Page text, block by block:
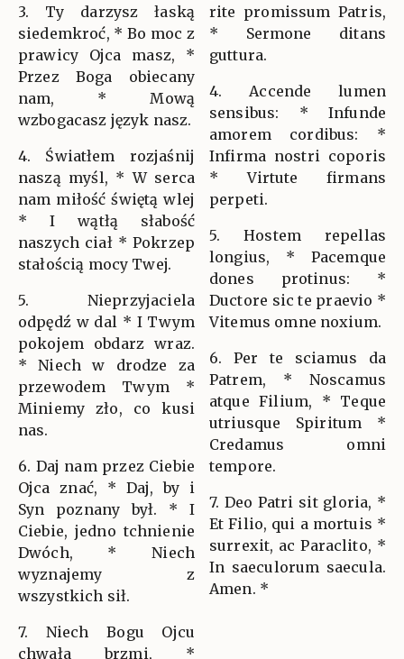
3. Ty darzysz łaską
siedemkroć, * Bo moc z
prawicy Ojca masz, *
Przez Boga obiecany
nam, * Mową
wzbogacasz język nasz.
4. Światłem rozjaśnij
naszą myśl, * W serca
nam miłość świętą wlej
* I wątłą słabość
naszych ciał * Pokrzep
stałością mocy Twej.
5. Nieprzyjaciela
odpędź w dal * I Twym
pokojem obdarz wraz.
* Niech w drodze za
przewodem Twym *
Miniemy zło, co kusi
nas.
6. Daj nam przez Ciebie
Ojca znać, * Daj, by i
Syn poznany był. * I
Ciebie, jedno tchnienie
Dwóch, * Niech
wyznajemy z
wszystkich sił.
7. Niech Bogu Ojcu
chwała brzmi, *
rite promissum Patris,
* Sermone ditans
guttura.
4. Accende lumen
sensibus: * Infunde
amorem cordibus: *
Infirma nostri coporis
* Virtute firmans
perpeti.
5. Hostem repellas
longius, * Pacemque
dones protinus: *
Ductore sic te praevio *
Vitemus omne noxium.
6. Per te sciamus da
Patrem, * Noscamus
atque Filium, * Teque
utriusque Spiritum *
Credamus omni
tempore.
7. Deo Patri sit gloria, *
Et Filio, qui a mortuis *
surrexit, ac Paraclito, *
In saeculorum saecula.
Amen. *